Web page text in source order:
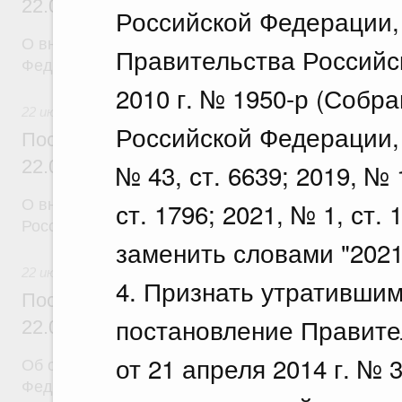
Российской
Правительства
2010 г. № 1950-р
Российской
№ 43, ст. 6639; 2019, №
ст. 1796; 2021, № 1, ст.
заменить словами
4. Признать
постановление
от 21 апреля 2014 г. №
22.07.2026 г. № 924
Федерации от 28 марта 2026 г. № 329
Постановление Правительства
22.07.2026 г. № 925
О внесении изменений в некоторые акты
Российской Федерации
Постановление Правительства
22.07.2026 г. № 922
Об особенностях применения положений
Федерации в сфере водоснабжения и